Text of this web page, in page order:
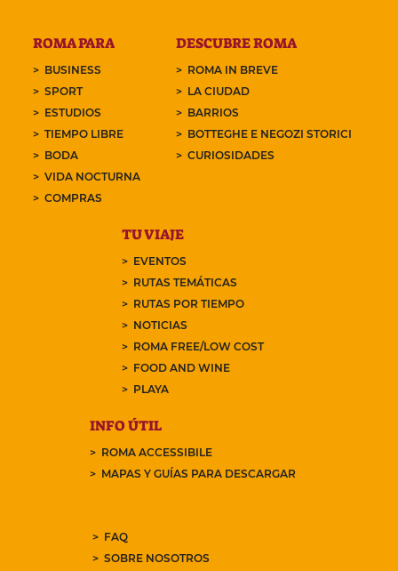
ROMA PARA
BUSINESS
SPORT
ESTUDIOS
TIEMPO LIBRE
BODA
VIDA NOCTURNA
COMPRAS
DESCUBRE ROMA
ROMA IN BREVE
LA CIUDAD
BARRIOS
BOTTEGHE E NEGOZI STORICI
CURIOSIDADES
TU VIAJE
EVENTOS
RUTAS TEMÁTICAS
RUTAS POR TIEMPO
NOTICIAS
ROMA FREE/LOW COST
FOOD AND WINE
PLAYA
INFO ÚTIL
ROMA ACCESSIBILE
MAPAS Y GUÍAS PARA DESCARGAR
FAQ
SOBRE NOSOTROS